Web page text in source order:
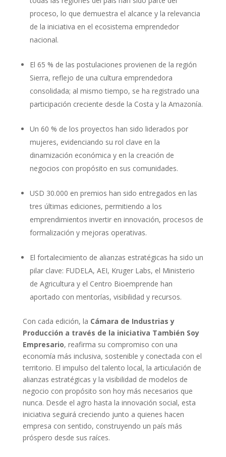
proceso, lo que demuestra el alcance y la relevancia
de la iniciativa en el ecosistema emprendedor
nacional.
El 65 % de las postulaciones provienen de la región
Sierra, reflejo de una cultura emprendedora
consolidada; al mismo tiempo, se ha registrado una
participación creciente desde la Costa y la Amazonía.
Un 60 % de los proyectos han sido liderados por
mujeres, evidenciando su rol clave en la
dinamización económica y en la creación de
negocios con propósito en sus comunidades.
USD 30.000 en premios han sido entregados en las
tres últimas ediciones, permitiendo a los
emprendimientos invertir en innovación, procesos de
formalización y mejoras operativas.
El fortalecimiento de alianzas estratégicas ha sido un
pilar clave: FUDELA, AEI, Kruger Labs, el Ministerio
de Agricultura y el Centro Bioemprende han
aportado con mentorías, visibilidad y recursos.
Con cada edición, la Cámara de Industrias y
Producción a través de la iniciativa También Soy
Empresario, reafirma su compromiso con una
economía más inclusiva, sostenible y conectada con el
territorio. El impulso del talento local, la articulación de
alianzas estratégicas y la visibilidad de modelos de
negocio con propósito son hoy más necesarios que
nunca. Desde el agro hasta la innovación social, esta
iniciativa seguirá creciendo junto a quienes hacen
empresa con sentido, construyendo un país más
próspero desde sus raíces.